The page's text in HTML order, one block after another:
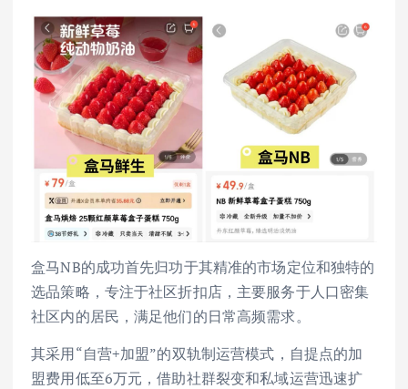
盒马NB的成功首先归功于其精准的市场定位和独特的
选品策略，专注于社区折扣店，主要服务于人口密集
社区内的居民，满足他们的日常高频需求。
其采用“自营+加盟”的双轨制运营模式，自提点的加
盟费用低至6万元，借助社群裂变和私域运营迅速扩